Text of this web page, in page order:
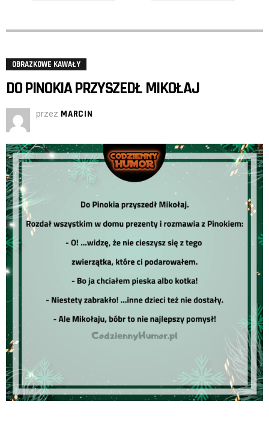
OBRAZKOWE KAWAŁY
DO PINOKIA PRZYSZEDŁ MIKOŁAJ
przez MARCIN